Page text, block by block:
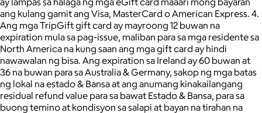
ang kulang gamit ang Visa, MasterCard o American Express. 4.
Ang mga TripGift gift card ay mayroong 12 buwan na
expiration mula sa pag-issue, maliban para sa mga residente sa
North America na kung saan ang mga gift card ay hindi
nawawalan ng bisa. Ang expiration sa Ireland ay 60 buwan at
36 na buwan para sa Australia & Germany, sakop ng mga batas
ng lokal na estado & Bansa at ang anumang kinakailangang
residual refund value para sa bawat Estado & Bansa, para sa
buong temino at kondisyon sa salapi at bayan na tirahan na